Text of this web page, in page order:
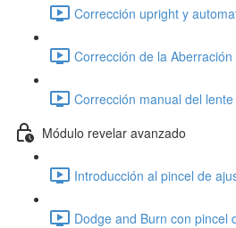
Corrección upright y
Corrección de la
Corrección manual del
Módulo revelar avanzado
Introducción al pincel de
Dodge and Burn con pincel